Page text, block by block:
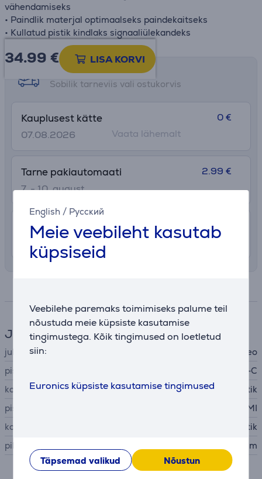
English / Русский
Meie veebileht kasutab
küpsiseid
Veebilehe paremaks toimimiseks palume teil
nõustuda meie küpsiste kasutamise
tingimustega. Kõik tingimused on loetletud
siin:
Euronics küpsiste kasutamise tingimused
Täpsemad valikud Nõustun
vähendamiseks
• Paindlik materjal optimaalseks paindekaitseks
• Kullatud pistik kindlaks signaaliülekandeks
34.99 € LISA KORVI
Tarne võimalused
Sobilik tarneviis vali ostukorvis
Kauplusest kätte
07.08.2026
0 €
Vaata lähemalt
Tarne pakiautomaati
7. - 10. august
2.99 €
Transport tuppa 7.99 €
Juhe
juhtmete- ja adapterite tüüp
video
pistik A
USB-C
konnektor A tüüp
pistik
pistik B
HDMI
konnektor B tüüp
pistik
pikkus
1,5 m